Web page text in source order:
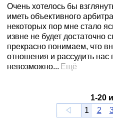
Очень хотелось бы
иметь объективного
некоторых пор мне стало
извне не будет
прекрасно понимаем, что
отношения и рассудить нас
невозможно... Ещё
1-20
1
2